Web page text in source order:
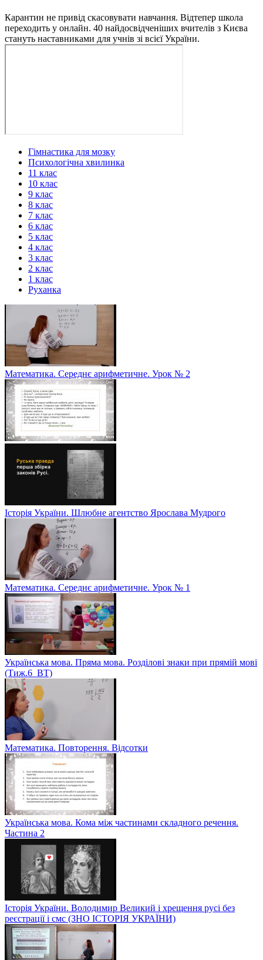
Карантин не привід скасовувати навчання. Відтепер школа
переходить у онлайн. 40 найдосвідченіших вчителів з Києва
стануть наставниками для учнів зі всієї України.
Гімнастика для мозку
Психологічна хвилинка
11 клас
10 клас
9 клас
8 клас
7 клас
6 клас
5 клас
4 клас
3 клас
2 клас
1 клас
Руханка
Математика. Середнє арифметичне. Урок № 2
Історія України. Шлюбне агентство Ярослава Мудрого
Математика. Середнє арифметичне. Урок № 1
Українська мова. Пряма мова. Розділові знаки при прямій мові
(Тиж.6_ВТ)
Математика. Повторення. Відсотки
Українська мова. Кома між частинами складного речення.
Частина 2
Історія України. Володимир Великий і хрещення русі без
реєстрації і смс (ЗНО ІСТОРІЯ УКРАЇНИ)